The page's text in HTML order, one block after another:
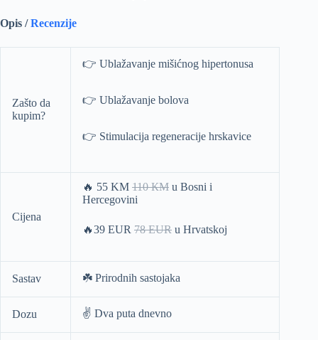
Opis /Recenzije
Zašto da
kupim?
👉 Ublažavanje mišićnog hipertonusa
👉 Ublažavanje bolova
👉 Stimulacija regeneracije hrskavice
Cijena
🔥 55 KM 110 КМ u Bosni i
Hercegovini
🔥39 EUR 78 EUR u Hrvatskoj
Sastav ☘️ Prirodnih sastojaka
Dozu ✌️ Dva puta dnevno